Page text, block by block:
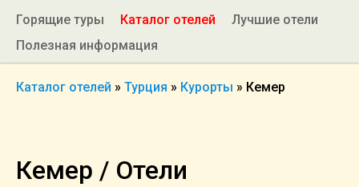
Горящие туры Каталог отелей
Лучшие отели
Полезная информация
Каталог отелей » Турция » Курорты » Кемер
Кемер / Отели